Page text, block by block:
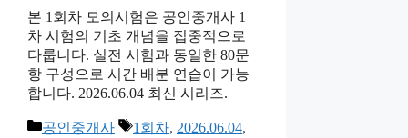
본 1회차 모의시험은 공인중개사 1
차 시험의 기초 개념을 집중적으로
다룹니다. 실전 시험과 동일한 80문
항 구성으로 시간 배분 연습이 가능
합니다. 2026.06.04 최신 시리즈.
카
공인중개사
태
1회차, 2026.06.04,